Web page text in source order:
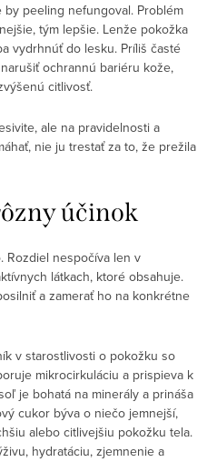
peeling nefungoval. Problém
tým lepšie. Lenže pokožka
vydrhnúť do lesku. Príliš časté
ochrannú bariéru kože,
citlivosť.
ale na pravidelnosti a
nie ju trestať za to, že prežila
účinok
Rozdiel nespočíva len v
látkach, ktoré obsahuje.
a zamerať ho na konkrétne
v starostlivosti o pokožku so
mikrocirkuláciu a prispieva k
je bohatá na minerály a prináša
cukor býva o niečo jemnejší,
alebo citlivejšiu pokožku tela.
hydratáciu, zjemnenie a